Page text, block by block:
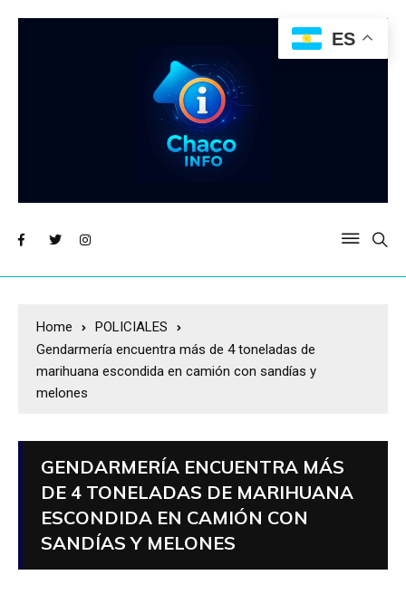
Home
POLICIALES
Gendarmería encuentra más de 4 toneladas de
marihuana escondida en camión con sandías y
melones
GENDARMERÍA ENCUENTRA MÁS
DE 4 TONELADAS DE MARIHUANA
ESCONDIDA EN CAMIÓN CON
SANDÍAS Y MELONES
ES